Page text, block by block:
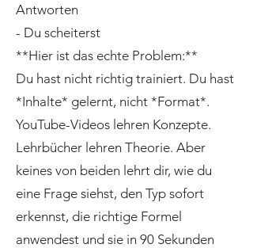
Antworten
- Du scheiterst
**Hier ist das echte Problem:**
Du hast nicht richtig trainiert. Du hast
*Inhalte* gelernt, nicht *Format*.
YouTube-Videos lehren Konzepte.
Lehrbücher lehren Theorie. Aber
keines von beiden lehrt dir, wie du
eine Frage siehst, den Typ sofort
erkennst, die richtige Formel
anwendest und sie in 90 Sekunden